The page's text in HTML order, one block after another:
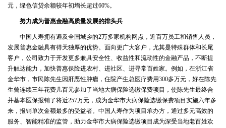
元，绿色信贷余额较年初增长超过60%。
努力成为普惠金融高质量发展的排头兵
中国人寿拥有遍及全国城乡的2万多家机构网点，近百万员工和销售人员，
发展普惠金融具有得天独厚的优势。面向更广大客户，尤其是特殊群体和长尾
客户，公司致力于开发更多兼具安全性、收益性和流动性的金融产品，不断提
升触达能力，加快普惠保险进农村、进社区、进寻常百姓家。例如，在浙江省
金华市，市民陈先生因肝恶性肿瘤，住院产生总医疗费用300多万元，好在陈先
生曾连续三年花费几百元参加了当地大病保险选缴保费项目，使陈先生最终合
并基本医保报销了将近257万元，成为金华市大病保险选缴保费项目实施六年多
来，报销单次金额最多的受益者。中国人寿作为项目承办方，通过多元高效的
服务、智能精准的监管，助力金华市大病保险选缴项目成为深受当地老百姓欢